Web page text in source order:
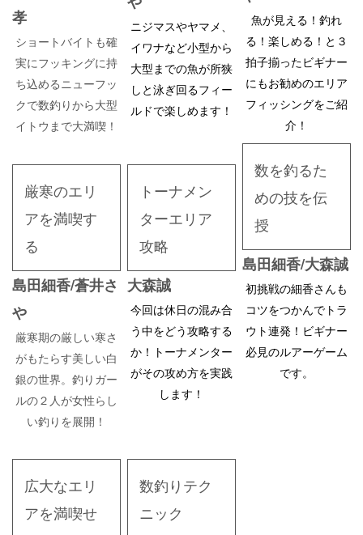
孝
ショートバイトも確
実にフッキングに持
ち込めるニューフッ
クで数釣りから大型
イトウまで大満喫！
ニジマスやヤマメ、
イワナなど小型から
大型までの魚が所狭
しと泳ぎ回るフィー
ルドで楽しめます！
魚が見える！釣れ
る！楽しめる！と３
拍子揃ったビギナー
にもお勧めのエリア
フィッシングをご紹
介！
厳寒のエリ
アを満喫す
る
島田細香/蒼井さ
や
厳寒期の厳しい寒さ
がもたらす美しい白
銀の世界。釣りガー
ルの２人が女性らし
い釣りを展開！
トーナメン
ターエリア
攻略
大森誠
今回は休日の混み合
う中をどう攻略する
か！トーナメンター
がその攻め方を実践
します！
数を釣るた
めの技を伝
授
島田細香/大森誠
初挑戦の細香さんも
コツをつかんでトラ
ウト連発！ビギナー
必見のルアーゲーム
です。
広大なエリ
アを満喫せ
数釣りテク
ニック